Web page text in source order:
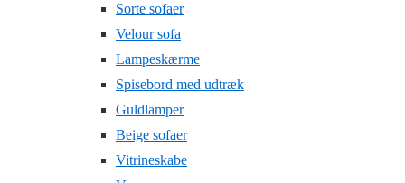
Sorte sofaer
Velour sofa
Lampeskærme
Spisebord med udtræk
Guldlamper
Beige sofaer
Vitrineskabe